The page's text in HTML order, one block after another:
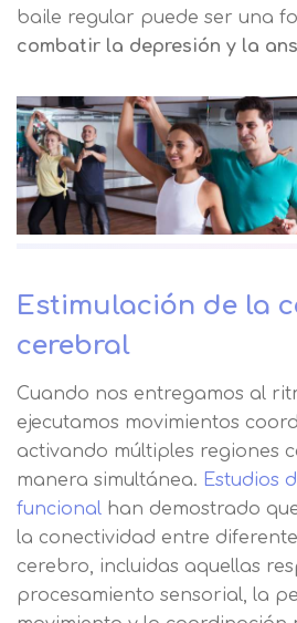
baile regular puede ser una
combatir la depresión y la
Estimulación de la
cerebral
Cuando nos entregamos al
ejecutamos movimientos
activando múltiples regiones
manera simultánea. Estudios
funcional han demostrado
la conectividad entre
cerebro, incluidas aquellas
procesamiento sensorial, la